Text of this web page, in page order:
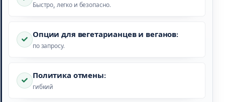
Быстро, легко и безопасно.
Опции для вегетарианцев и веганов:
по запросу.
Политика отмены:
гибкий